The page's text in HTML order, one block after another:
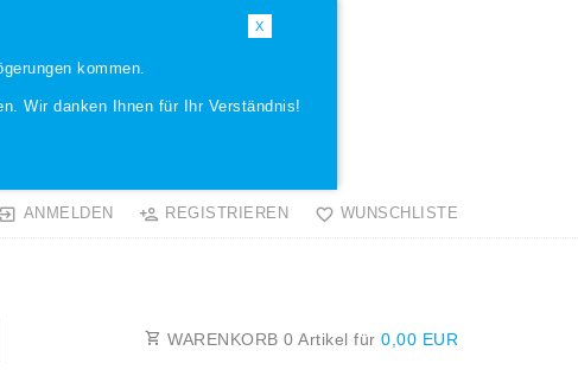
X
kommen.
Wir danken Ihnen für Ihr Verständnis!
ANMELDEN REGISTRIEREN WUNSCHLISTE
WARENKORB 0 Artikel für 0,00 EUR